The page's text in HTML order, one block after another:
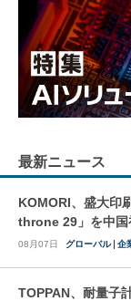
最新ニュース
KOMORI、盛大印
throne 29」を中国
08月07日 グローバル 企
TOPPAN、耐量子